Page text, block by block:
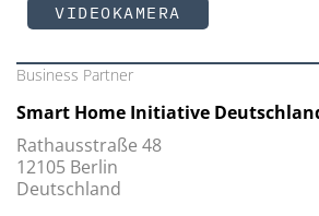
VIDEOKAMERA
Business Partner
Smart Home Initiative
Rathausstraße 48
12105 Berlin
Deutschland